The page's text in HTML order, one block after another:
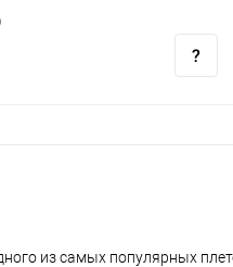
из самых популярных